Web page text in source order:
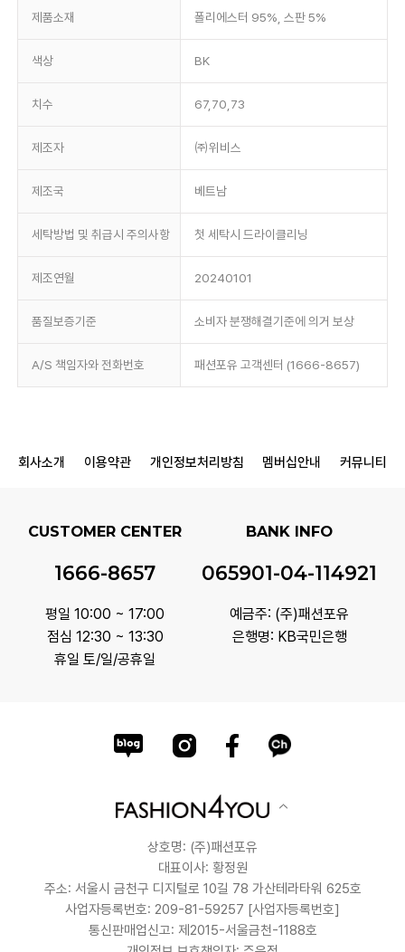
제품소재 폴리에스터 95%, 스판 5%
색상 BK
치수 67,70,73
제조자 ㈜위비스
제조국 베트남
세탁방법 및 취급시 주의사항 첫 세탁시 드라이클리닝
제조연월 20240101
품질보증기준 소비자 분쟁해결기준에 의거 보상
A/S 책임자와 전화번호 패션포유 고객센터 (1666-8657)
회사소개 이용약관 개인정보처리방침 멤버십안내 커뮤니티
CUSTOMER CENTER
1666-8657
평일 10:00 ~ 17:00
점심 12:30 ~ 13:30
휴일 토/일/공휴일
BANK INFO
065901-04-114921
예금주: (주)패션포유
은행명: KB국민은행
상호명: (주)패션포유
대표이사: 황정원
주소: 서울시 금천구 디지털로 10길 78 가산테라타워 625호
사업자등록번호: 209-81-59257 [사업자등록번호]
통신판매업신고: 제2015-서울금천-1188호